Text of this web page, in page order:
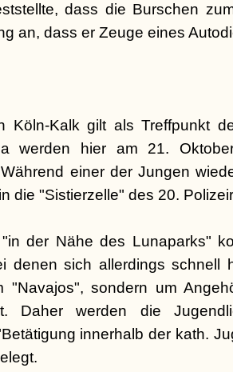
dass die Burschen
an, dass er Zeuge eines
Köln-Kalk gilt als Treffpunkt
werden hier am 21.
einer der Jungen
die "Sistierzelle" des 20.
der Nähe des Lunaparks"
denen sich allerdings schnell
"Navajos", sondern um
Daher werden die
innerhalb der kath.